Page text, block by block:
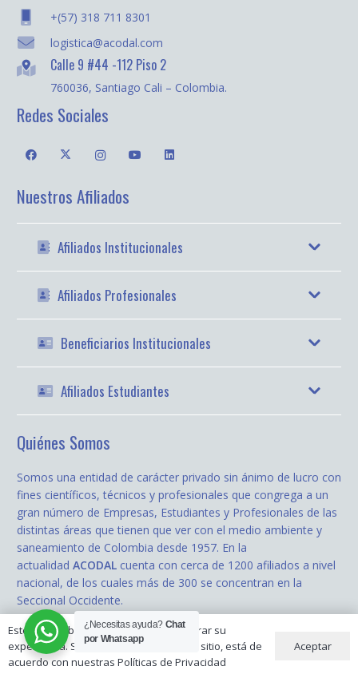
+(57) 318 711 8301
logistica@acodal.com
Calle 9 #44 -112 Piso 2
760036, Santiago Cali – Colombia.
Redes Sociales
Nuestros Afiliados
Afiliados Institucionales
Afiliados Profesionales
Beneficiarios Institucionales
Afiliados Estudiantes
Quiénes Somos
Somos una entidad de carácter privado sin ánimo de lucro con
fines científicos, técnicos y profesionales que congrega a un
gran número de Empresas, Estudiantes y Profesionales de las
distintas áreas que tienen que ver con el medio ambiente y
saneamiento de Colombia desde 1957. En la
actualidad ACODAL cuenta con cerca de 1200 afiliados a nivel
nacional, de los cuales más de 300 se concentran en la
Seccional Occidente.
todos los derechos reservados © 2020 ACODAL Occidente
por:Cobalto.Media
¿Necesitas ayuda? Chat
por Whatsapp
Este sitio web utiliza cookies para mejorar su
experiencia. Si continúa utilizando este sitio, está de
acuerdo con nuestras Políticas de Privacidad
Aceptar